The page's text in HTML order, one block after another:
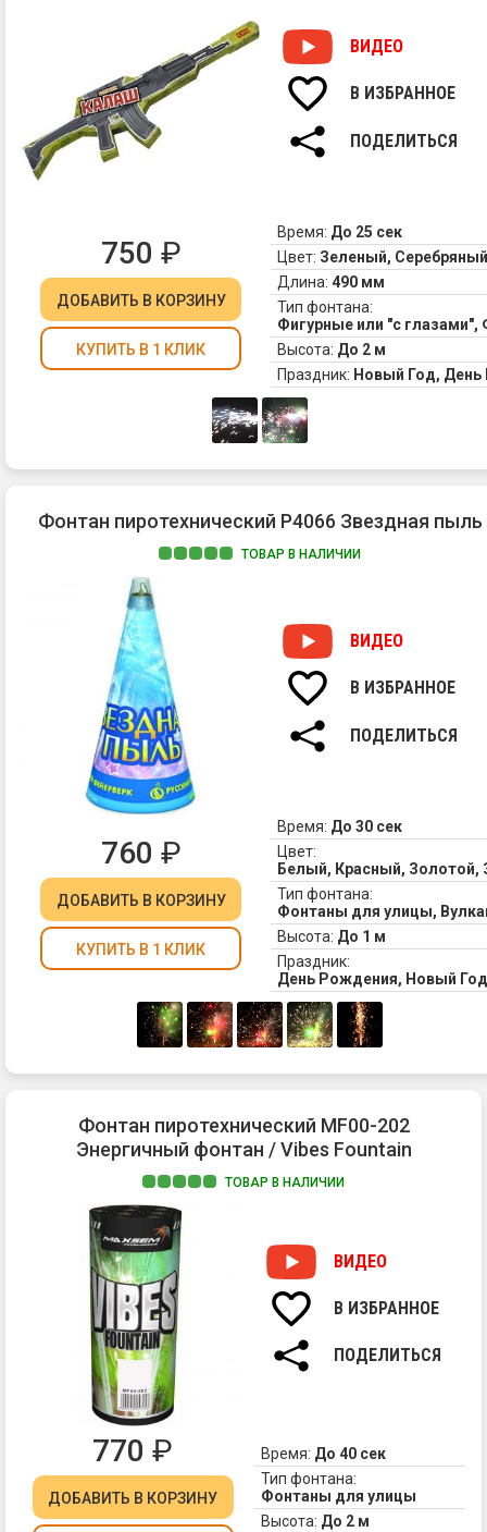
ВИДЕО
В ИЗБРАННОЕ
ПОДЕЛИТЬСЯ
750 ₽
ДОБАВИТЬ В КОРЗИНУ
КУПИТЬ В 1 КЛИК
Время: До 25 сек
Цвет: Зеленый,
Длина: 490 мм
Тип фонтана:
Фигурные или "с
Высота: До 2 м
Праздник: Новый Год,
Фонтан пиротехнический Р4066 Звездная пыль
ТОВАР В НАЛИЧИИ
ВИДЕО
В ИЗБРАННОЕ
ПОДЕЛИТЬСЯ
760 ₽
ДОБАВИТЬ В КОРЗИНУ
КУПИТЬ В 1 КЛИК
Время: До 30 сек
Цвет:
Белый, Красный, Золотой,
Тип фонтана:
Фонтаны для улицы,
Высота: До 1 м
Праздник:
День Рождения, Новый
Фонтан пиротехнический MF00-202
Энергичный фонтан / Vibes Fountain
ТОВАР В НАЛИЧИИ
ВИДЕО
В ИЗБРАННОЕ
ПОДЕЛИТЬСЯ
770 ₽
ДОБАВИТЬ В КОРЗИНУ
Время: До 40 сек
Тип фонтана:
Фонтаны для улицы
Высота: До 2 м